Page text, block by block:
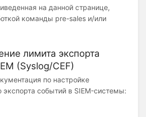
на данной странице,
команды pre-sales и/или
лимита экспорта
(Syslog/CEF)
по настройке
экспорта событий в SIEM-системы: